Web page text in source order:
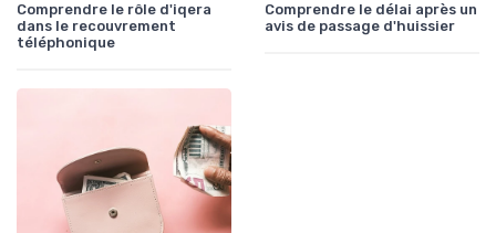
Comprendre le rôle d'iqera
dans le recouvrement
téléphonique
Comprendre le délai après un
avis de passage d'huissier